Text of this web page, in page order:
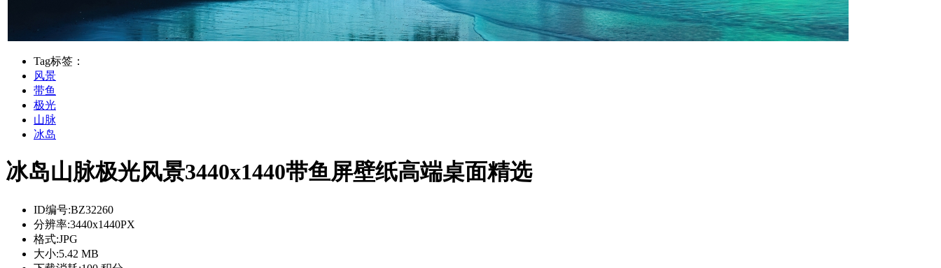
Tag标签：
风景
带鱼
极光
山脉
冰岛
冰岛山脉极光风景3440x1440带鱼屏壁纸高端桌面精选
ID编号:BZ32260
分辨率:3440x1440PX
格式:JPG
大小:5.42 MB